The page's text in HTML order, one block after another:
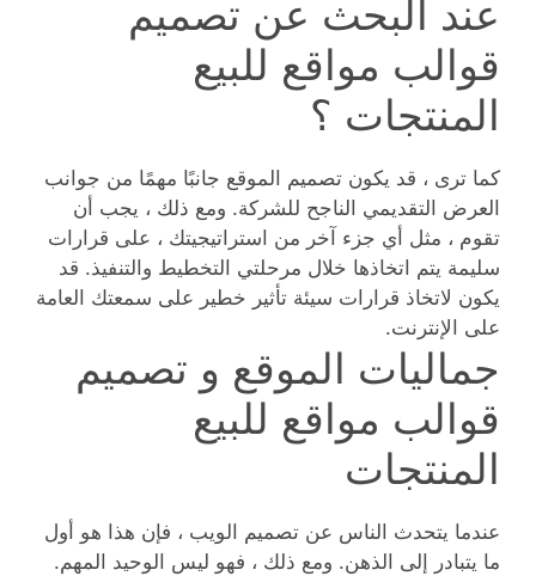
عند البحث عن تصميم
قوالب مواقع للبيع
المنتجات ؟
كما ترى ، قد يكون تصميم الموقع جانبًا مهمًا من جوانب
العرض التقديمي الناجح للشركة. ومع ذلك ، يجب أن
تقوم ، مثل أي جزء آخر من استراتيجيتك ، على قرارات
سليمة يتم اتخاذها خلال مرحلتي التخطيط والتنفيذ. قد
يكون لاتخاذ قرارات سيئة تأثير خطير على سمعتك العامة
على الإنترنت.
جماليات الموقع و تصميم
قوالب مواقع للبيع
المنتجات
عندما يتحدث الناس عن تصميم الويب ، فإن هذا هو أول
ما يتبادر إلى الذهن. ومع ذلك ، فهو ليس الوحيد المهم.